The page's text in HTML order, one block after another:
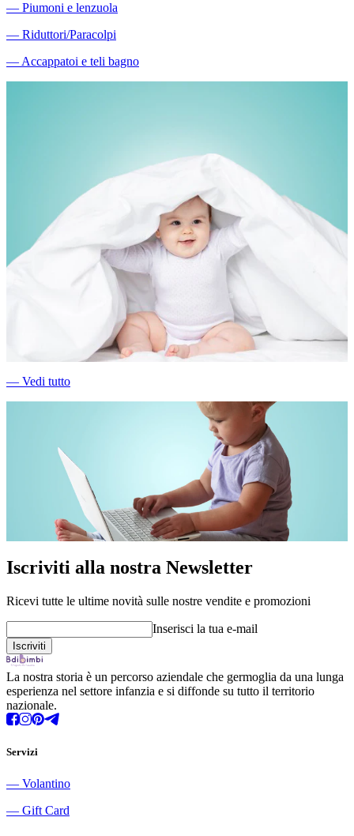
― Piumoni e lenzuola
― Riduttori/Paracolpi
―Accappatoi e teli bagno
― Vedi tutto
Iscriviti alla nostra Newsletter
Ricevi tutte le ultime novità sulle nostre vendite e promozioni
Inserisci la tua e-mail
La nostra storia è un percorso aziendale che germoglia da una lunga
esperienza nel settore infanzia e si diffonde su tutto il territorio
nazionale.
Servizi
― Volantino
― Gift Card